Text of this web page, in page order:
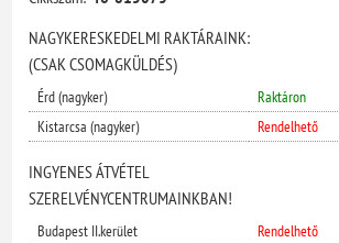
NAGYKERESKEDELMI RAKTÁRAINK:
(CSAK CSOMAGKÜLDÉS)
Érd (nagyker)
Raktáron
Kistarcsa (nagyker)
Rendelhető
INGYENES ÁTVÉTEL
SZERELVÉNYCENTRUMAINKBAN!
Budapest II.kerület
Rendelhető